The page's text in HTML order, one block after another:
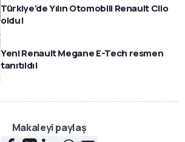
Türkiye'de Yılın Otomobili Renault Clio
oldu!
Yeni Renault Megane E-Tech resmen
tanıtıldı!
Makaleyi paylaş